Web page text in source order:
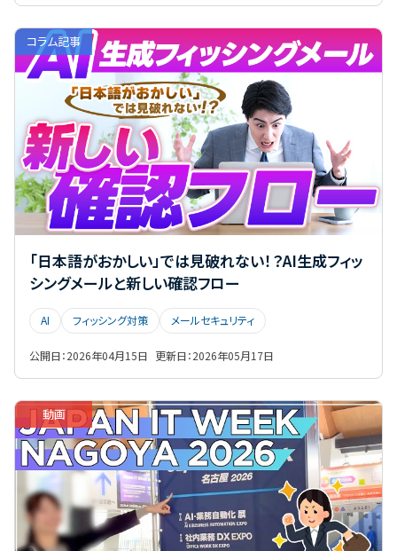
コラム記事
「日本語がおかしい」では見破れない！？AI生成フィッ
シングメールと新しい確認フロー
AI フィッシング対策 メールセキュリティ
公開日：2026年04月15日 更新日：2026年05月17日
動画